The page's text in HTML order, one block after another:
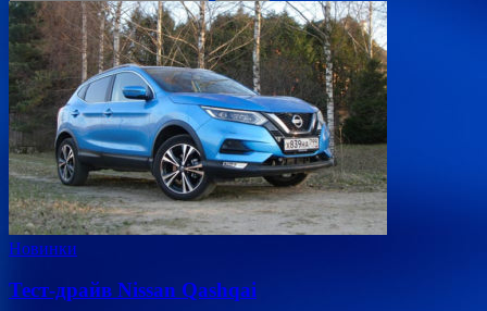
Новинки
Тест-драйв Nissan Qashqai